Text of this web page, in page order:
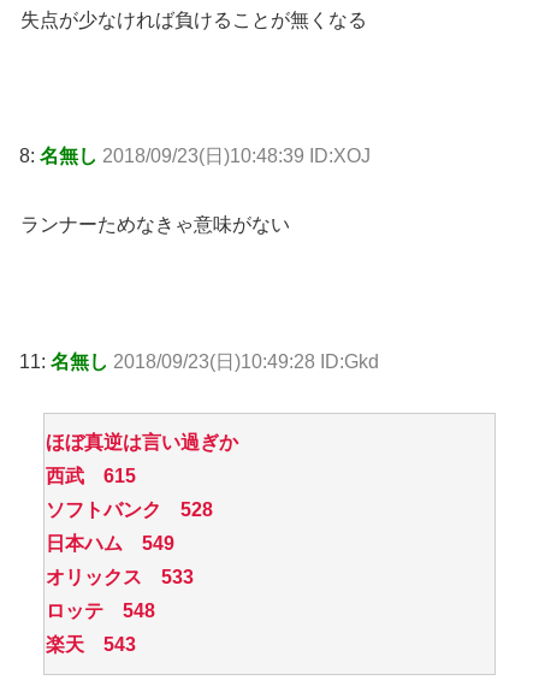
失点が少なければ負けることが無くなる
8: 名無し 2018/09/23(日)10:48:39 ID:XOJ
ランナーためなきゃ意味がない
11: 名無し 2018/09/23(日)10:49:28 ID:Gkd
ほぼ真逆は言い過ぎか
西武 615
ソフトバンク 528
日本ハム 549
オリックス 533
ロッテ 548
楽天 543